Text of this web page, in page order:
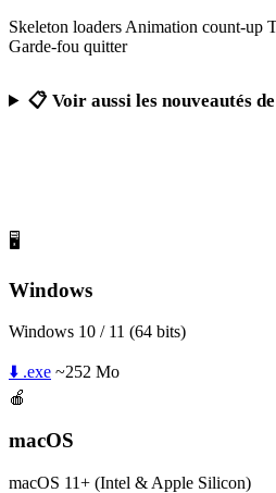
Skeleton loaders Animation count-up
Garde-fou quitter
📋 Voir aussi les nouveautés
🖥️
Windows
Windows 10 / 11 (64 bits)
⬇️ .exe ~252 Mo
🍎
macOS
macOS 11+ (Intel & Apple Silicon)